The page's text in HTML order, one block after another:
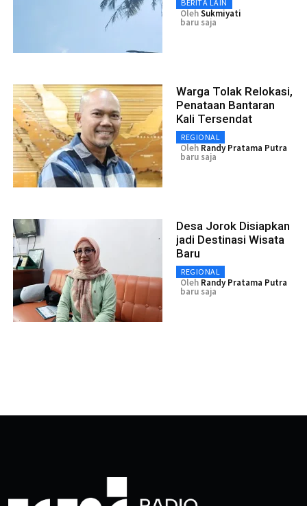
BERITA LAIN
OlehSukmiyati
baru saja
Warga Tolak Relokasi,
Penataan Bantaran
Kali Tersendat
REGIONAL
Oleh Randy Pratama Putra
baru saja
Desa Jorok Disiapkan
jadi Destinasi Wisata
Baru
REGIONAL
Oleh Randy Pratama Putra
baru saja